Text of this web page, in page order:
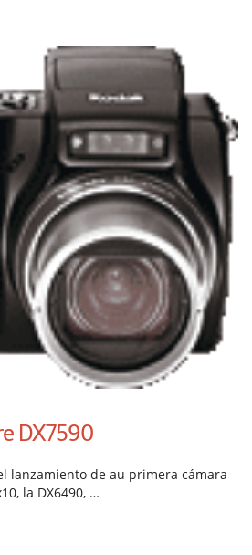
DX7590
lanzamiento de au primera cámara
la DX6490, …